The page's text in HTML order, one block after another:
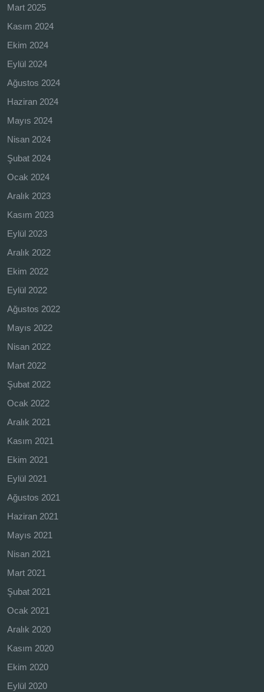
Mart 2025
Kasım 2024
Ekim 2024
Eylül 2024
Ağustos 2024
Haziran 2024
Mayıs 2024
Nisan 2024
Şubat 2024
Ocak 2024
Aralık 2023
Kasım 2023
Eylül 2023
Aralık 2022
Ekim 2022
Eylül 2022
Ağustos 2022
Mayıs 2022
Nisan 2022
Mart 2022
Şubat 2022
Ocak 2022
Aralık 2021
Kasım 2021
Ekim 2021
Eylül 2021
Ağustos 2021
Haziran 2021
Mayıs 2021
Nisan 2021
Mart 2021
Şubat 2021
Ocak 2021
Aralık 2020
Kasım 2020
Ekim 2020
Eylül 2020